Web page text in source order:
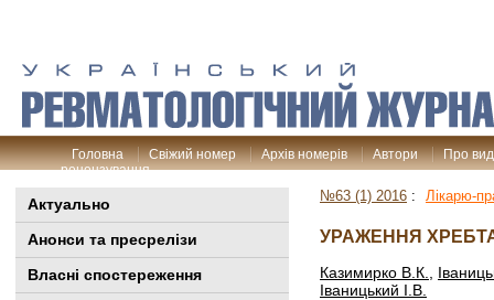
Головна Свіжий номер Архів номерів Автори
Про
рецензування
Актуально
Анонси та пресрелізи
Власні спостереження
№63 (1) 2016 : Лікарю-
УРАЖЕННЯ
Казимирко В.К.
Іваницький І.В.